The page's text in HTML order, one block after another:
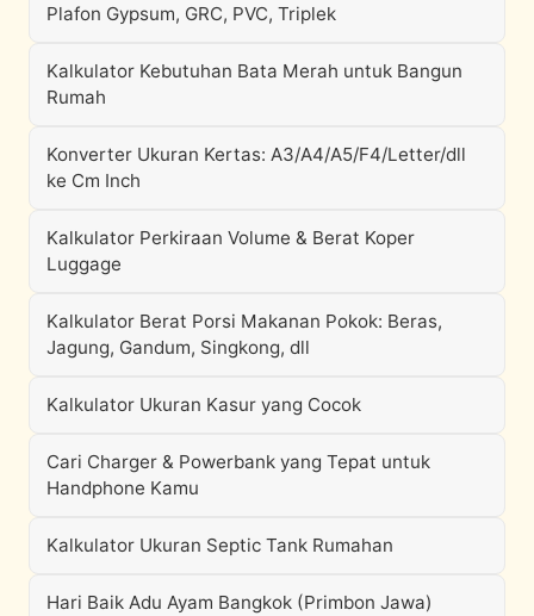
Plafon Gypsum, GRC, PVC, Triplek
Kalkulator Kebutuhan Bata Merah untuk Bangun
Rumah
Konverter Ukuran Kertas: A3/A4/A5/F4/Letter/dll
ke Cm Inch
Kalkulator Perkiraan Volume & Berat Koper
Luggage
Kalkulator Berat Porsi Makanan Pokok: Beras,
Jagung, Gandum, Singkong, dll
Kalkulator Ukuran Kasur yang Cocok
Cari Charger & Powerbank yang Tepat untuk
Handphone Kamu
Kalkulator Ukuran Septic Tank Rumahan
Hari Baik Adu Ayam Bangkok (Primbon Jawa)